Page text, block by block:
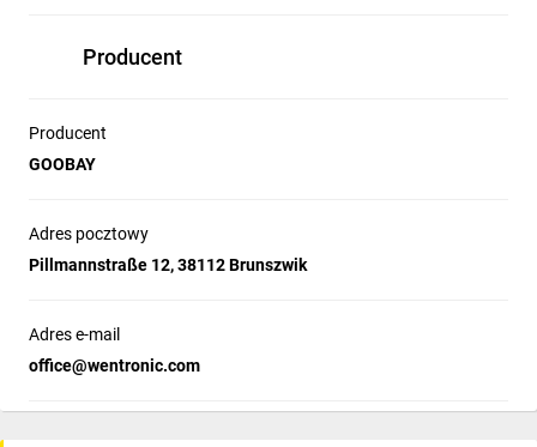
Producent
Producent
GOOBAY
Adres pocztowy
Pillmannstraße 12, 38112 Brunszwik
Adres e-mail
office@wentronic.com